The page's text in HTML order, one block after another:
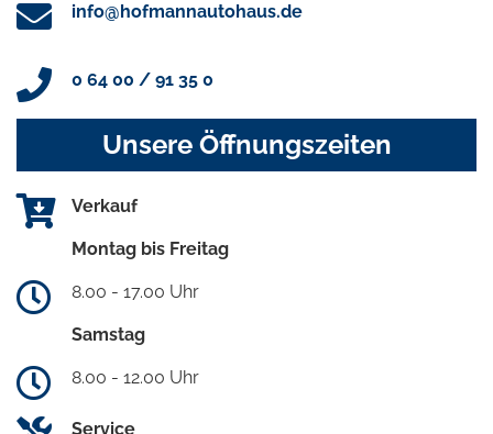
info@hofmannautohaus.de
0 64 00 / 91 35 0
Unsere Öffnungszeiten
Verkauf
Montag bis Freitag
8.00 - 17.00 Uhr
Samstag
8.00 - 12.00 Uhr
Service